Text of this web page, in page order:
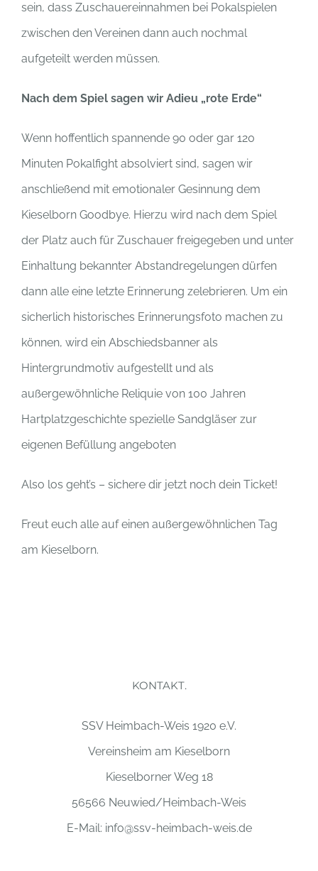
sein, dass Zuschauereinnahmen bei Pokalspielen
zwischen den Vereinen dann auch nochmal
aufgeteilt werden müssen.
Nach dem Spiel sagen wir Adieu „rote Erde“
Wenn hoffentlich spannende 90 oder gar 120
Minuten Pokalfight absolviert sind, sagen wir
anschließend mit emotionaler Gesinnung dem
Kieselborn Goodbye. Hierzu wird nach dem Spiel
der Platz auch für Zuschauer freigegeben und unter
Einhaltung bekannter Abstandregelungen dürfen
dann alle eine letzte Erinnerung zelebrieren. Um ein
sicherlich historisches Erinnerungsfoto machen zu
können, wird ein Abschiedsbanner als
Hintergrundmotiv aufgestellt und als
außergewöhnliche Reliquie von 100 Jahren
Hartplatzgeschichte spezielle Sandgläser zur
eigenen Befüllung angeboten
Also los geht’s – sichere dir jetzt noch dein Ticket!
Freut euch alle auf einen außergewöhnlichen Tag
am Kieselborn.
KONTAKT.
SSV Heimbach-Weis 1920 e.V.
Vereinsheim am Kieselborn
Kieselborner Weg 18
56566 Neuwied/Heimbach-Weis
E-Mail: info@ssv-heimbach-weis.de